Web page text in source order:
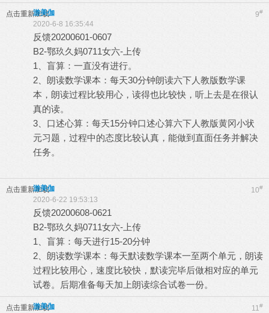
点击重新加载 9#
游美伽
2020-6-8 16:35:44
反馈20200601-0607
B2-鄂玖久妈0711女六-上传
1、盲算：一直没有进行。
2、朗读数学课本：每天30分钟朗读六下人教版数学课
本，朗读过程比较用心，读得也比较快，听上去是在很认
真的读。
3、口述心算：每天15分钟口述心算六下人教版黄冈小状
元习题，过程中的态度比较认真，能做到直面任务并解决
任务。
点击重新加载 10#
游美伽
2020-6-22 19:53:13
反馈20200608-0621
B2-鄂玖久妈0711女六-上传
1、盲算：每天进行15-20分钟
2、朗读数学课本：每天默读数学课本一至两个单元，朗读
过程比较用心，速度比较快，默读完毕后做相对应的单元
试卷。后期准备每天加上朗读综合试卷一份。
点击重新加载 11#
游美伽